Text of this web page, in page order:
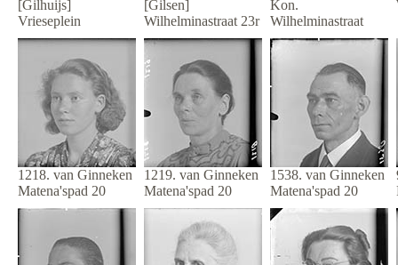
[Gilhuijs]
Vrieseplein
[Gilsen]
Wilhelminastraat 23r
Kon.
Wilhelminastraat
1218. van Ginneken
Matena'spad 20
1219. van Ginneken
Matena'spad 20
1538. van Ginneken
Matena'spad 20